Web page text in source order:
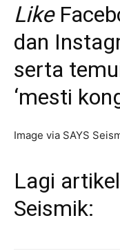
Like
dan
serta
‘mesti
Image via SAYS
Lagi
Seismik: